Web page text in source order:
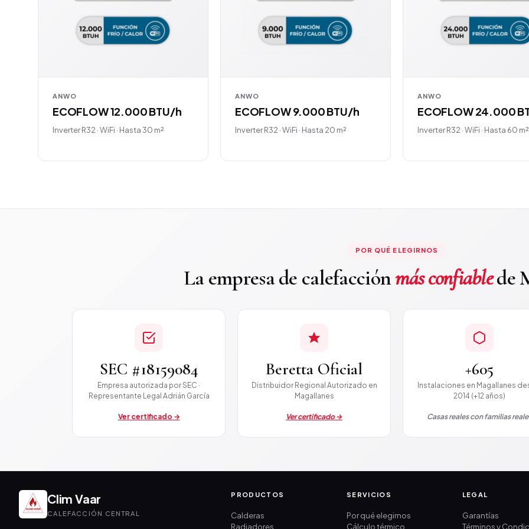
ANWO
ECOFLOW 12.000 BTU/h
Inverter R32 · WiFi · Hasta 30 m²
ANWO
ECOFLOW 9.000 BTU/h
Inverter R32 · WiFi · Hasta 20 m²
ANWO
ECOFLOW 24.000
Inverter R32 · WiFi · Hasta 60 m²
POR QUÉ ELEGIRNOS
La empresa de calefacciónmás confiablede
SEC #18159084
Empresa autorizada por SEC ·
Representante Legal Adrián García
Ver certificado →
Beretta Oficial
Distribuidor Regional Autorizado en
Magallanes
Ver certificado →
+605
Instalaciones en Magallanes
2014 (+12 años)
Casas reales con familias
Clim Vaar
CALEFACCIÓN CENTRAL
PRODUCTOS
Calderas
Radiadores
SERVICIOS
Por qué elegirnos
Cálculo térmico
LEGAL
Garantías
Términos y